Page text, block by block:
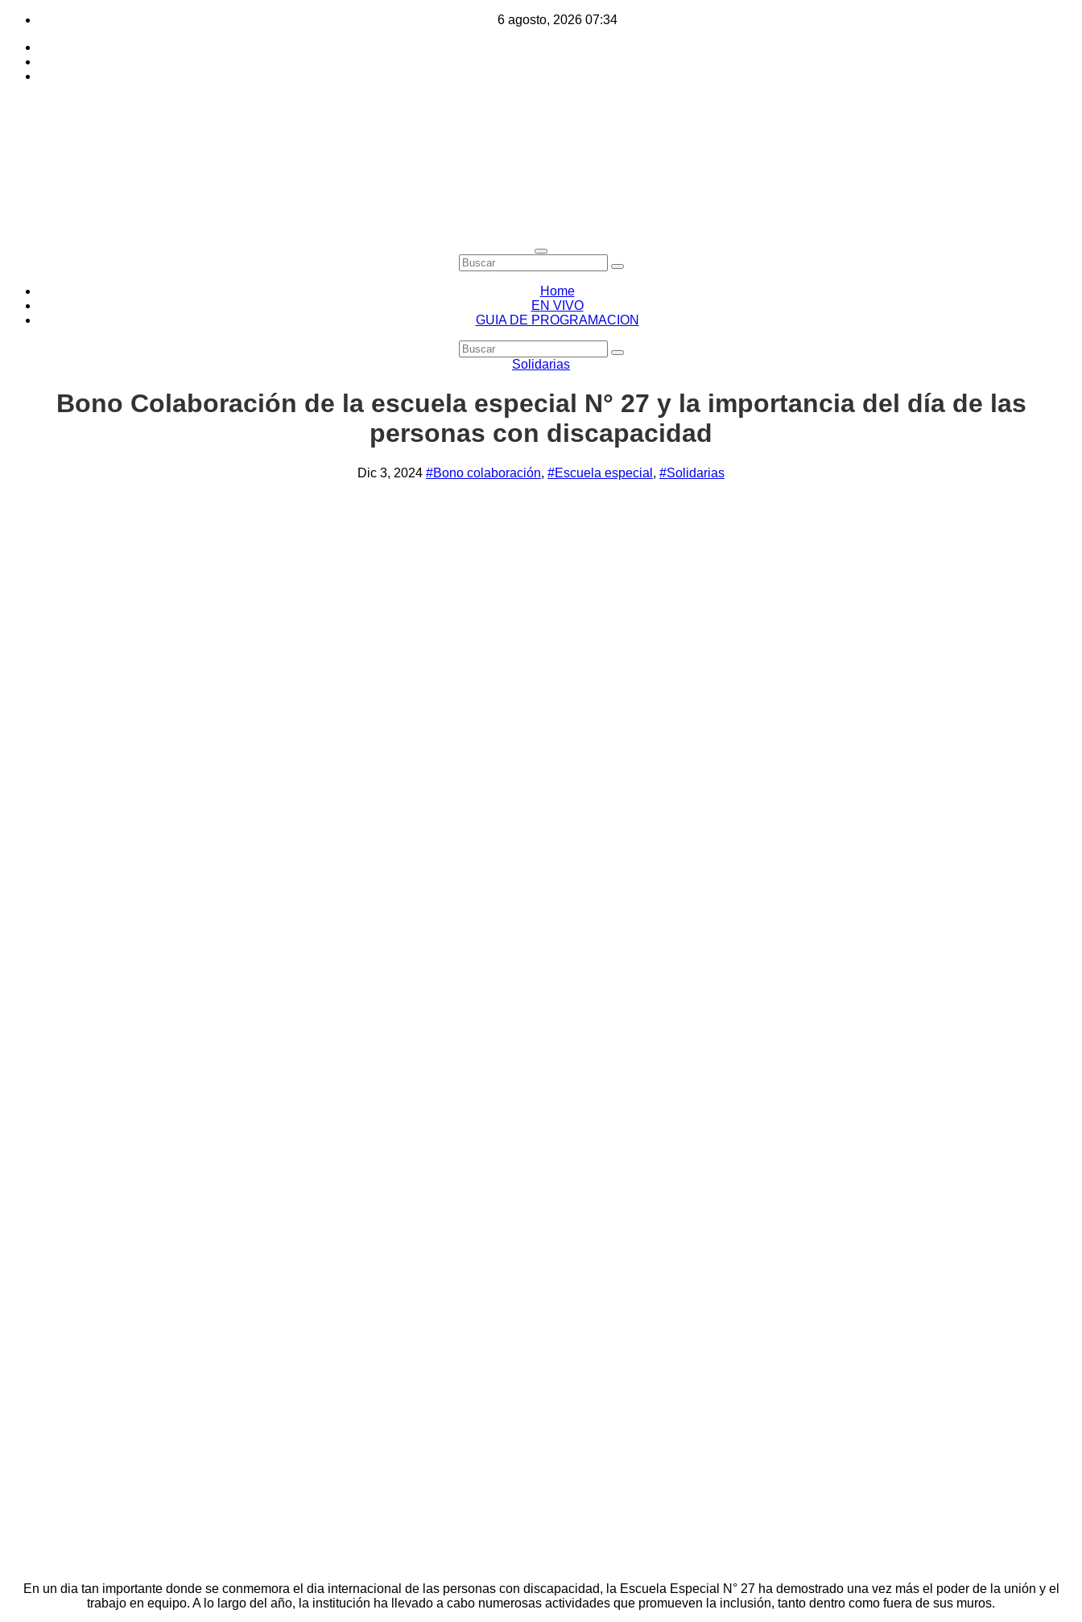
Saltar
6 agosto, 2026 07:34
Home
EN VIVO
GUIA DE PROGRAMACION
Solidarias
Bono Colaboración de la escuela especial N° 27 y la importancia del día de las
personas con discapacidad
Dic 3, 2024 #Bono colaboración, #Escuela especial , #Solidarias
En un dia tan importante donde se conmemora el dia internacional de las personas con discapacidad, la Escuela Especial N° 27 ha demostrado una vez más el poder de la unión y el
trabajo en equipo. A lo largo del año, la institución ha llevado a cabo numerosas actividades que promueven la inclusión, tanto dentro como fuera de sus muros.